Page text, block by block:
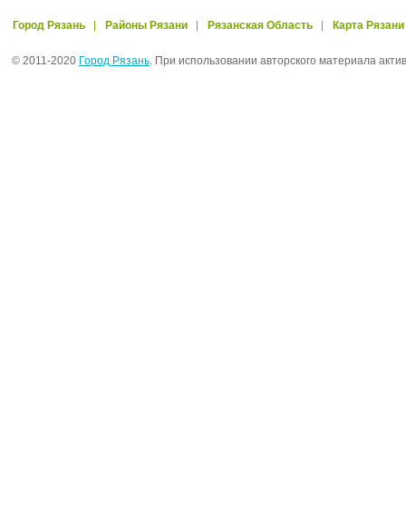
Город Рязань Районы Рязани Рязанская Область Карта Рязани
© 2011-2020 Город Рязань. При использовании авторского материала